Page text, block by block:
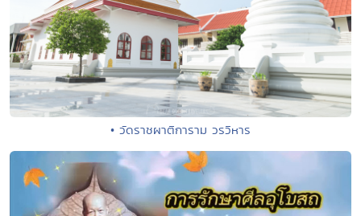
• วัดราชผาติการาม วรวิหาร